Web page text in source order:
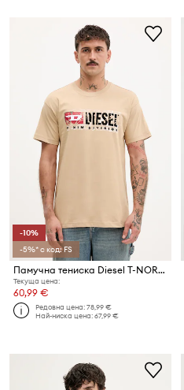
-10%
-5%* с код: FS
Памучна тениска Diesel T-NORM-T6
Текуща цена:
60,99 €
Редовна цена:78,99 €
Най-ниска цена:67,99 €